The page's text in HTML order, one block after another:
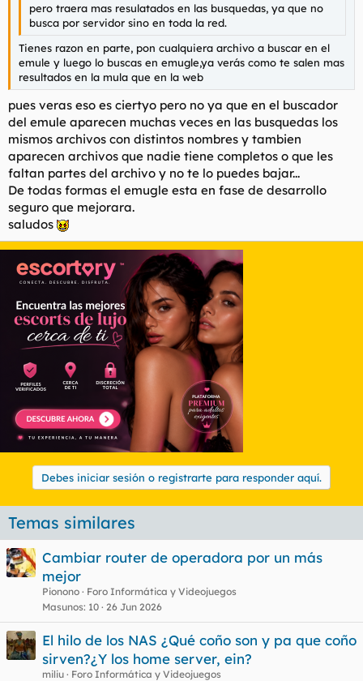
pero traera mas resulatados en las busquedas, ya que no
busca por servidor sino en toda la red.
Tienes razon en parte, pon cualquiera archivo a buscar en el
emule y luego lo buscas en emugle,ya verás como te salen mas
resultados en la mula que en la web
pues veras eso es ciertyo pero no ya que en el buscador
del emule aparecen muchas veces en las busquedas los
mismos archivos con distintos nombres y tambien
aparecen archivos que nadie tiene completos o que les
faltan partes del archivo y no te lo puedes bajar...
De todas formas el emugle esta en fase de desarrollo
seguro que mejorara.
saludos
Debes iniciar sesión o registrarte para responder aquí.
Temas similares
Cambiar router de operadora por un más
mejor
Pionono
Foro Informática y Videojuegos
Masunos 10 26 Jun 2026
El hilo de los NAS ¿Qué coño son y pa que coño
sirven?¿Y los home server, ein?
miliu
Foro Informática y Videojuegos